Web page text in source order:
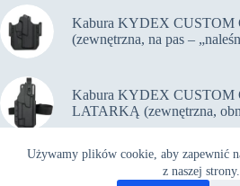
Używamy plików cookie, aby zapewnić
z naszej strony.
Kabura KYDEX CUSTOM
(zewnętrzna, na pas –
Kabura KYDEX CUSTOM
LATARKĄ (zewnętrzna,
Kabura KYDEX CUSTOM
LATARKĄ (zewnętrzna, na